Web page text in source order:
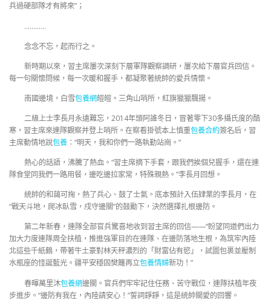
兵過硬部隊才有將來”；
…………
念念不忘，起而行之。
新時期以來，習主席屢次深刻下層軍隊觀察調研，屢次給下層官兵回信。
每一句關懷問候，每一次暖和握手，都凝聚著統帥的愛兵情懷。
南國邊境，白雪包養網皚皚。三角山哨所，紅旗獵獵飄揚。
二級上士李長月永遠難忘，2014年頭阿誰冬日，冒著零下30多攝氏度的酷
寒，習主席來連隊觀察并登上哨所。在察看掛號本上慎重包養合約簽名后，習
主席動情地說包養 ：“明天，我和你們一路執勤站崗。”
熱心的話語，沸騰了熱血。“習主席摘下手套，跟我們挨個兒握手，還在連
隊食堂同我們一路用餐，邊吃邊拉家常，特殊親熱。”李長月回想。
統帥的和藹可掬，熱了兵心、鼓了士氣。底本預計入伍肄業的李長月，在
“戰天斗地，爬冰臥雪，戍守邊關”的鼓勵下，決然選擇扎根邊防。
第二年新春，連隊全部官兵驚喜地收到習主席的回信——“盼望同道們出力
加大力度連隊周全扶植，推進強軍目的在連隊、在邊防落地生根，為筑牢內陸
北這些千紙鶴，帶著牛土豪對林天秤濃烈的「財富佔有慾」，試圖包裹並壓制
水瓶座的怪誕藍光。疆平安穩固樊籬再立包養情婦新功！”
春暉萬里沐包養網邊關。官兵們牢牢記住任務、苦守戰位，連隊扶植年夜
步進步。“邊防有我在，內陸請安心！”誓詞錚錚，這是統帥關愛的回響。